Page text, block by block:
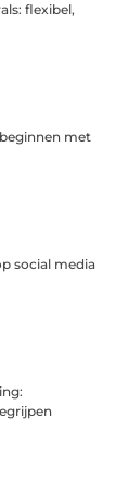
flexibel,
met
social media